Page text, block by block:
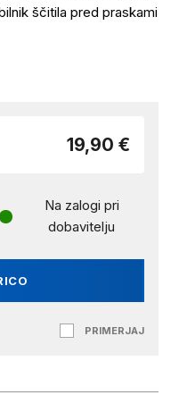
ščitila pred praskami
19,90 €
Na zalogi pri
dobavitelju
PRIMERJAJ